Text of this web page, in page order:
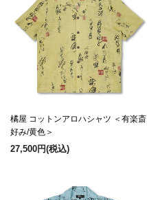
橘屋 コットンアロハシャツ ＜有楽斎
好み/黄色＞
27,500円(税込)